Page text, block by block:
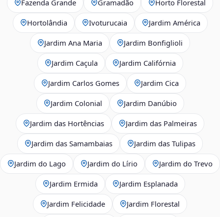
Fazenda Grande Gramadão Horto Florestal
Hortolândia Ivoturucaia Jardim América
Jardim Ana Maria Jardim Bonfiglioli
Jardim Caçula Jardim Califórnia
Jardim Carlos Gomes Jardim Cica
Jardim Colonial Jardim Danúbio
Jardim das Hortências Jardim das Palmeiras
Jardim das Samambaias Jardim das Tulipas
Jardim do Lago Jardim do Lírio Jardim do Trevo
Jardim Ermida Jardim Esplanada
Jardim Felicidade Jardim Florestal